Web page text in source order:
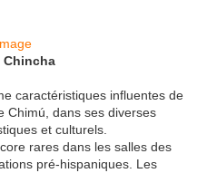
Chincha
caractéristiques influentes de
Chimú, dans ses diverses
et culturels.
rares dans les salles des
pré-hispaniques. Les